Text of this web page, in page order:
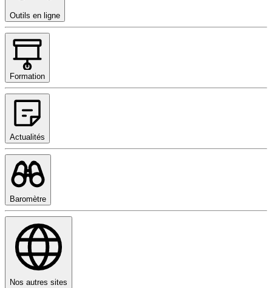
Outils en ligne
Formation
Actualités
Baromètre
Nos autres sites